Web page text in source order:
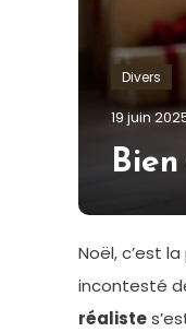
Divers
19 juin
Noël, c’est
incontesté
réaliste